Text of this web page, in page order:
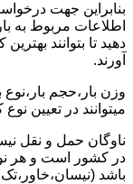
بنابراین جهت
اطلاعات مربوط به
دهید تا بتوانند
آورند.
وزن بار،حجم
میتوانند در تعیین
ناوگان حمل و نقل
در کشور است و هر
باشد